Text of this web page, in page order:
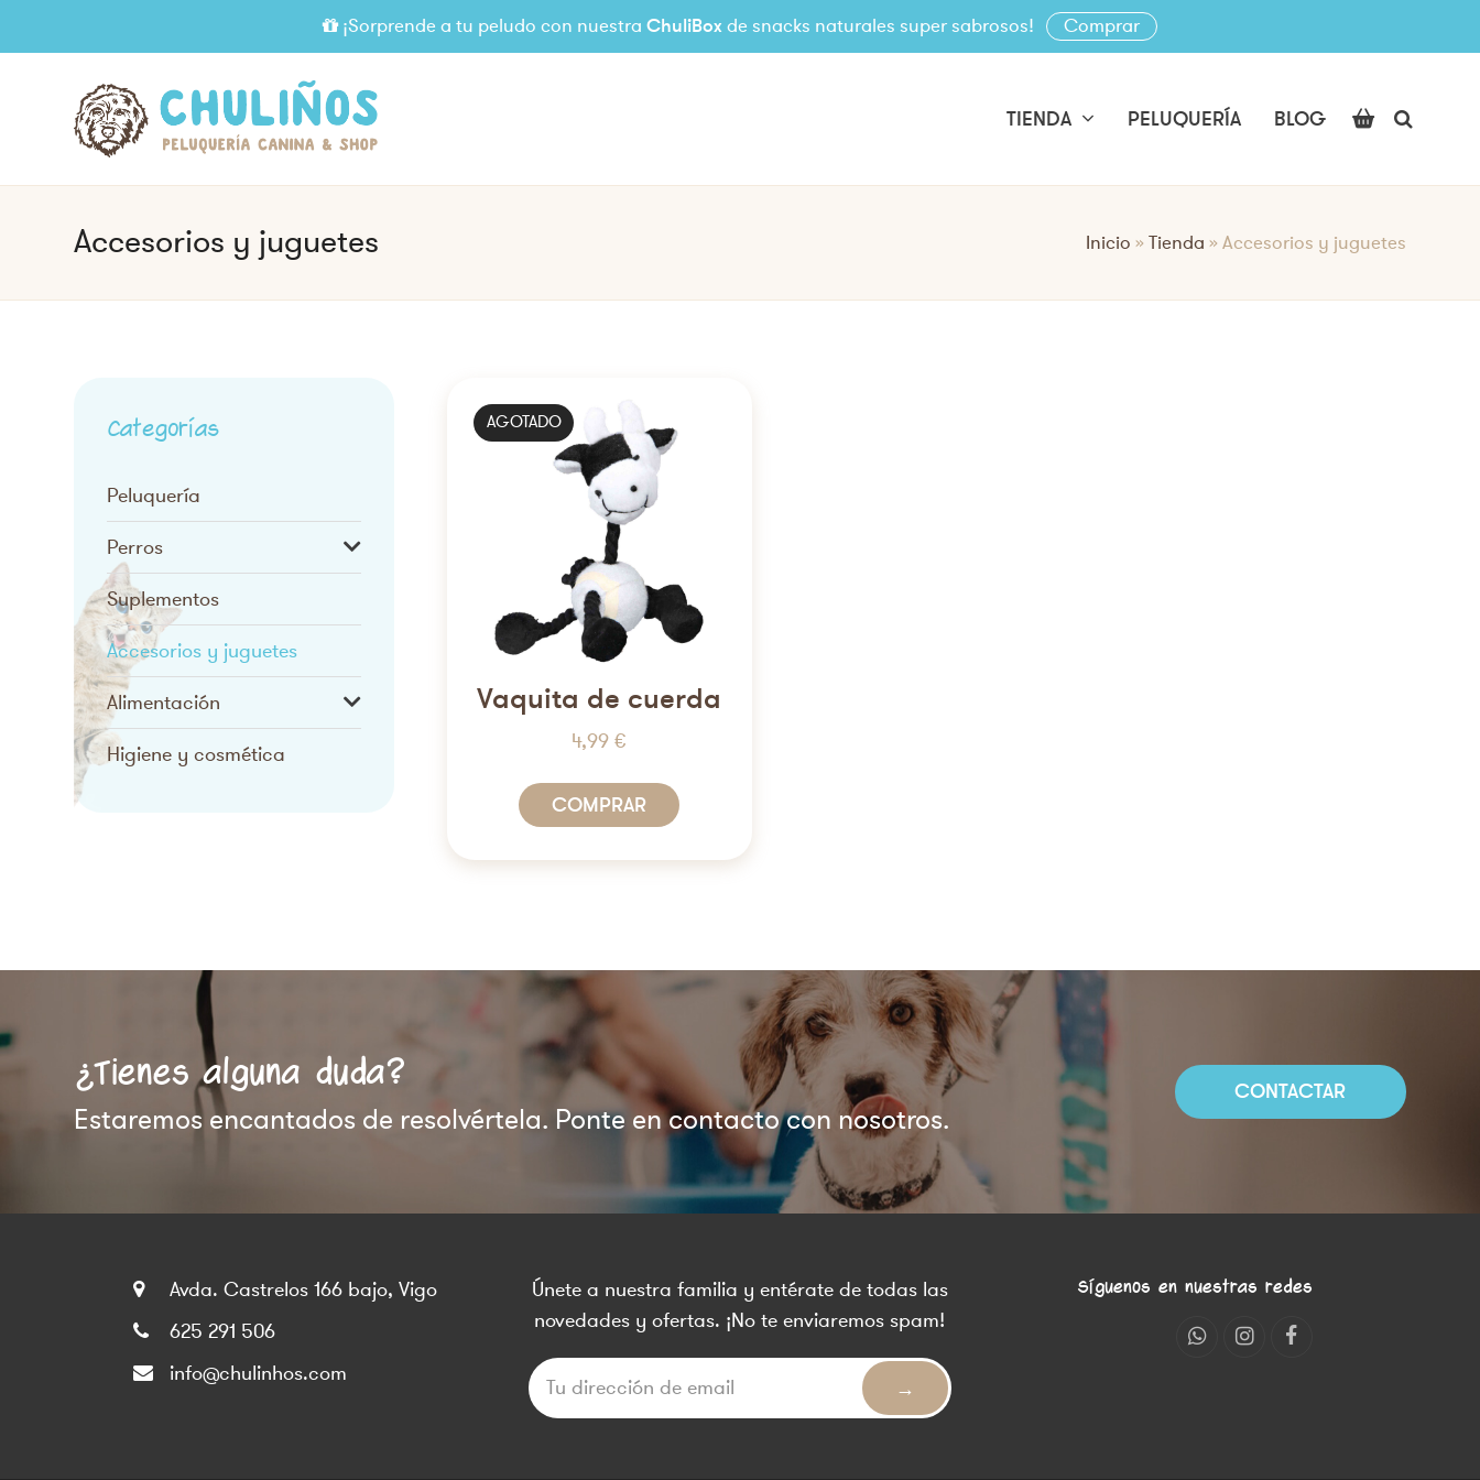
¡Sorprende a tu peludo con nuestra ChuliBoxde snacks naturales super sabrosos! Comprar
TIENDA PELUQUERÍA BLOG
Accesorios y juguetes Inicio » Tienda » Accesorios y juguetes
AGOTADO
Vaquita de cuerda
4,99€
COMPRAR
Categorías
Peluquería
Perros
Suplementos
Accesorios y juguetes
Alimentación
Higiene y cosmética
¿Tienes alguna duda?
Estaremos encantados de resolvértela. Ponte en contacto con nosotros.
CONTACTAR
Avda. Castrelos 166 bajo, Vigo
625 291 506
info@chulinhos.com
Únete a nuestra familia y entérate de todas las
novedades y ofertas. ¡No te enviaremos spam!
Síguenos en nuestras redes
Whatsapp
InstagramFacebook